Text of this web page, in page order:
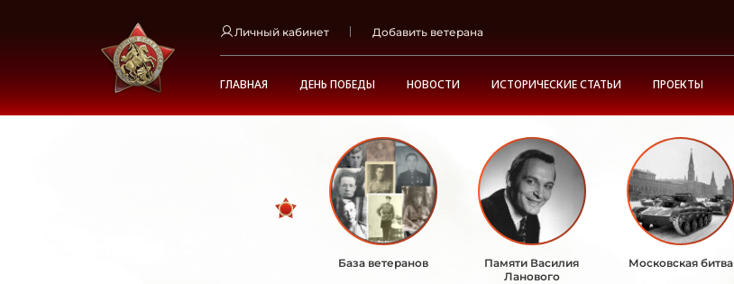
Личный кабинет Добавить ветерана
ГЛАВНАЯ ДЕНЬ ПОБЕДЫ НОВОСТИ ИСТОРИЧЕСКИЕ СТАТЬИ ПРОЕКТЫ
База ветеранов
Памяти Василия
Ланового
Московская битва